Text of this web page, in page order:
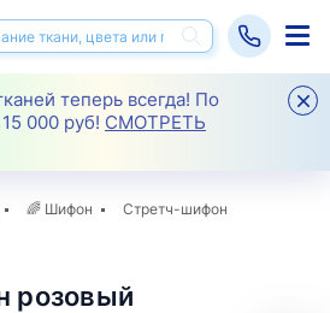
теперь всегда! По
000 руб! СМОТРЕТЬ
🌈 Шифон Стретч-шифон
розовый